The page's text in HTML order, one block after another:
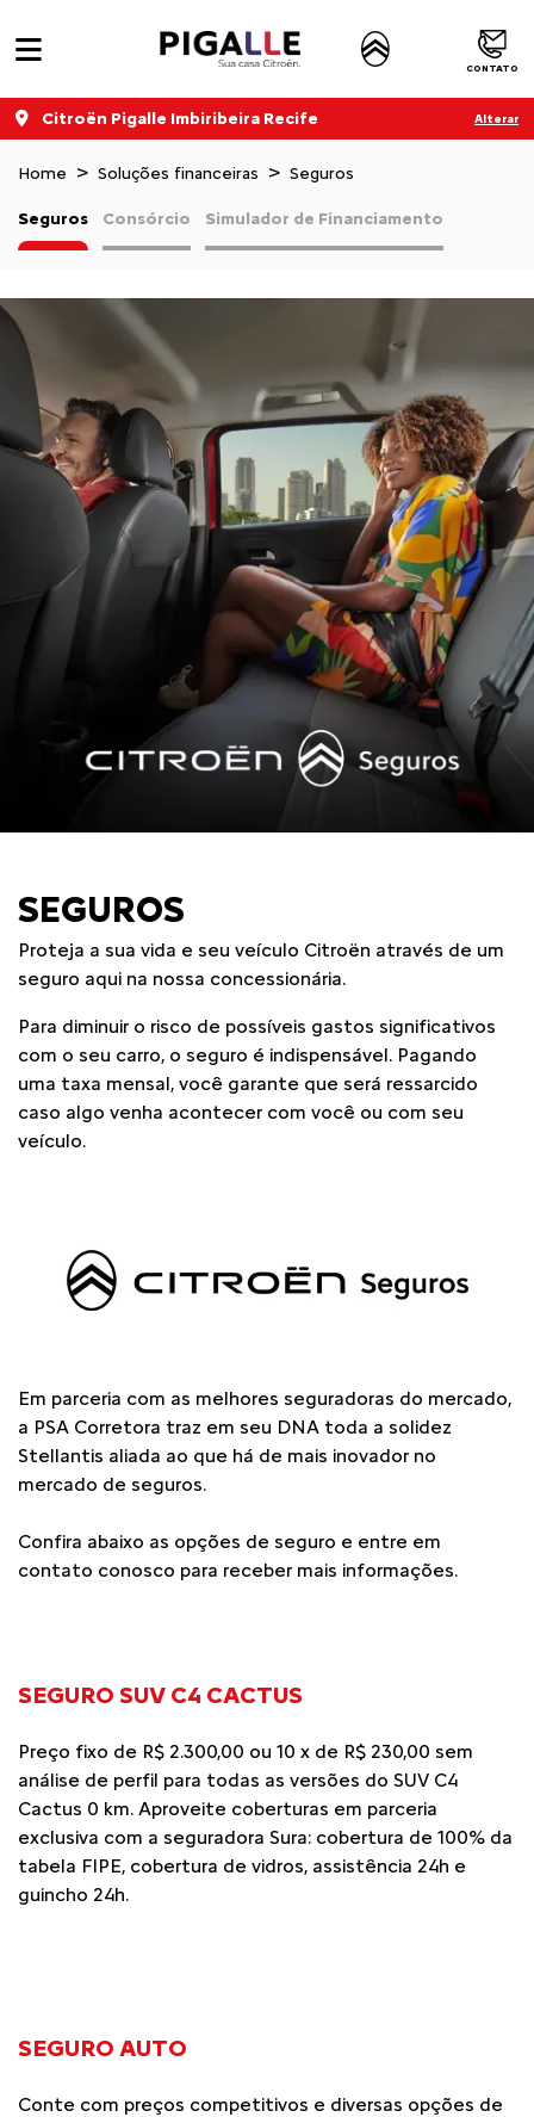
CONTATO
Citroën Pigalle Imbiribeira Recife Alterar
Home Soluções financeiras Seguros
Consórcio
Seguros Simulador de Financiamento
SEGUROS
Proteja a sua vida e seu veículo Citroën através de um
seguro aqui na nossa concessionária.
Para diminuir o risco de possíveis gastos significativos
com o seu carro, o seguro é indispensável. Pagando
uma taxa mensal, você garante que será ressarcido
caso algo venha acontecer com você ou com seu
veículo.
Em parceria com as melhores seguradoras do mercado,
a PSA Corretora traz em seu DNA toda a solidez
Stellantis aliada ao que há de mais inovador no
mercado de seguros.
Confira abaixo as opções de seguro e entre em
contato conosco para receber mais informações.
SEGURO SUV C4 CACTUS
Preço fixo de R$ 2.300,00 ou 10 x de R$ 230,00 sem
análise de perfil para todas as versões do SUV C4
Cactus 0 km. Aproveite coberturas em parceria
exclusiva com a seguradora Sura: cobertura de 100% da
tabela FIPE, cobertura de vidros, assistência 24h e
guincho 24h.
SEGURO AUTO
Conte com preços competitivos e diversas opções de